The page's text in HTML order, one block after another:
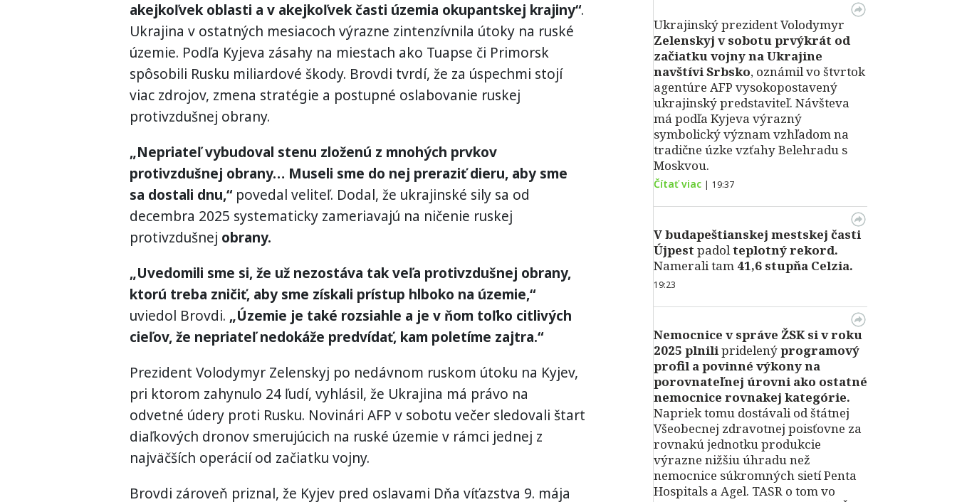
akejkoľvek oblasti a v akejkoľvek časti územia okupantskej krajiny“.
Ukrajina v ostatných mesiacoch výrazne zintenzívnila útoky na ruské
územie. Podľa Kyjeva zásahy na miestach ako Tuapse či Primorsk
spôsobili Rusku miliardové škody. Brovdi tvrdí, že za úspechmi stojí
viac zdrojov, zmena stratégie a postupné oslabovanie ruskej
protivzdušnej obrany.
„Nepriateľ vybudoval stenu zloženú z mnohých prvkov
protivzdušnej obrany… Museli sme do nej preraziť dieru, aby sme
sa dostali dnu,“povedal veliteľ. Dodal, že ukrajinské sily sa od
decembra 2025 systematicky zameriavajú na ničenie ruskej
protivzdušnej obrany.
„Uvedomili sme si, že už nezostáva tak veľa protivzdušnej obrany,
ktorú treba zničiť, aby sme získali prístup hlboko na územie,“
uviedol Brovdi. „Územie je také rozsiahle a je v ňom toľko citlivých
cieľov, že nepriateľ nedokáže predvídať, kam poletíme zajtra.“
Prezident Volodymyr Zelenskyj po nedávnom ruskom útoku na Kyjev,
pri ktorom zahynulo 24 ľudí, vyhlásil, že Ukrajina má právo na
odvetné údery proti Rusku. Novinári AFP v sobotu večer sledovali štart
diaľkových dronov smerujúcich na ruské územie v rámci jednej z
najväčších operácií od začiatku vojny.
Brovdi zároveň priznal, že Kyjev pred oslavami Dňa víťazstva 9. mája
Ukrajinský prezident Volodymyr
Zelenskyj v sobotu prvýkrát od
začiatku vojny na Ukrajine
navštívi Srbsko, oznámil vo štvrtok
agentúre AFP vysokopostavený
ukrajinský predstaviteľ. Návšteva
má podľa Kyjeva výrazný
symbolický význam vzhľadom na
tradične úzke vzťahy Belehradu s
Moskvou.
Čítať viac | 19:37
Vbudapeštianskej mestskej časti
Újpestpadolteplotný rekord.
Namerali tam 41,6 stupňa Celzia.
19:23
Nemocnice v správe ŽSK si v roku
2025 plnilipridelenýprogramový
profil a povinné výkony na
porovnateľnej úrovni ako ostatné
nemocnice rovnakej kategórie.
Napriek tomu dostávali od štátnej
Všeobecnej zdravotnej poisťovne za
rovnakú jednotku produkcie
výrazne nižšiu úhradu než
nemocnice súkromných sietí Penta
Hospitals a Agel. TASR o tom vo